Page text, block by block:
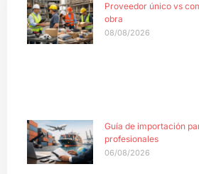
Proveedor único vs
obra
08/08/2026
Guía de importación
profesionales
06/08/2026